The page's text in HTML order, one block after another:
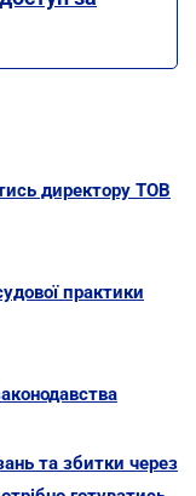
директору ТОВ
практики
та збитки через